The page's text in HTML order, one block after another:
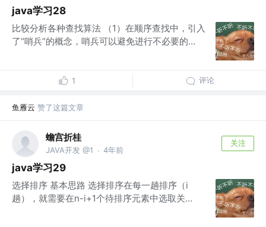
java学习28
比较分析各种查找算法 （1）在顺序查找中，引入
了“哨兵”的概念，哨兵可以避免进行不必要的...
1 评论
鱼雁云 赞了这篇文章
蟾宫折桂
JAVA开发 @1 · 4年前
关注
java学习29
选择排序 基本思路 选择排序在每一趟排序（i
趟），就需要在n-i+1个待排序元素中选取关...